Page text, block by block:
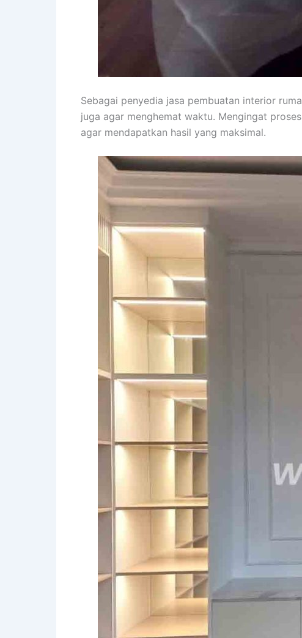
Sebagai penyedia jasa pembuatan interior
juga agar menghemat waktu. Mengingat
agar mendapatkan hasil yang maksimal.